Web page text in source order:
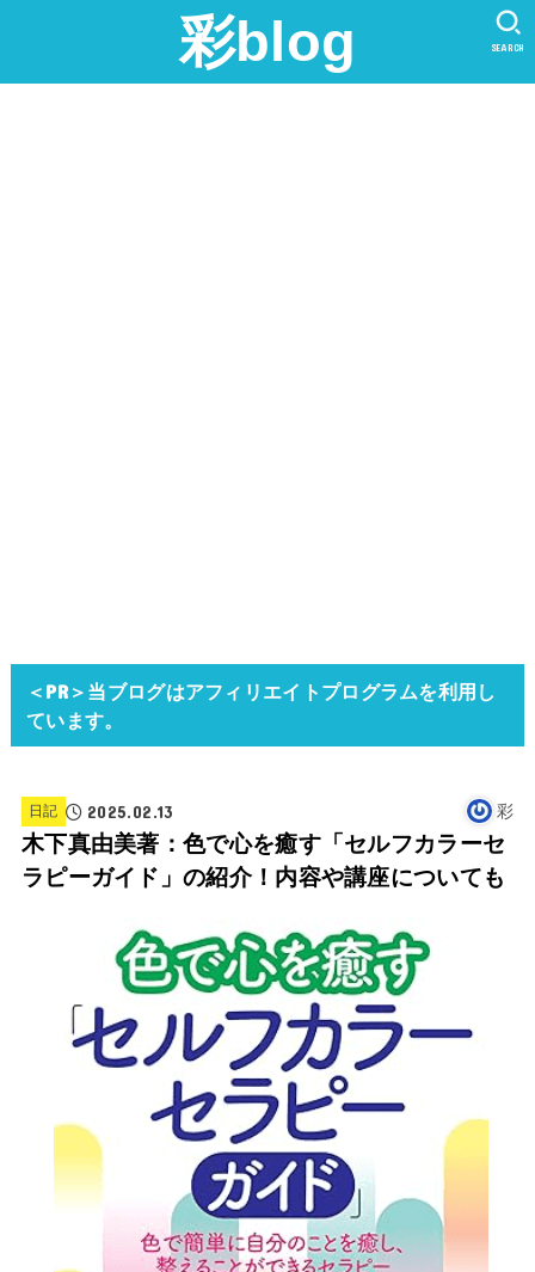
彩blog SEARCH
＜PR＞当ブログはアフィリエイトプログラムを利用し
ています。
日記 2025.02.13 彩
木下真由美著：色で心を癒す「セルフカラーセ
ラピーガイド」の紹介！内容や講座についても